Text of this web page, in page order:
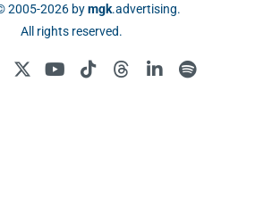
2005-2026 bymgk.advertising.
All rights reserved.